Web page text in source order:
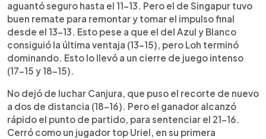
aguantó seguro hasta el 11-13. Pero el de Singapur tuvo
buen remate para remontar y tomar el impulso final
desde el 13-13. Esto pese a que el del Azul y Blanco
consiguió la última ventaja (13-15), pero Loh terminó
dominando. Esto lo llevó a un cierre de juego intenso
(17-15 y 18-15).
No dejó de luchar Canjura, que puso el recorte de nuevo
a dos de distancia (18-16). Pero el ganador alcanzó
rápido el punto de partido, para sentenciar el 21-16.
Cerró como un jugador top Uriel, en su primera